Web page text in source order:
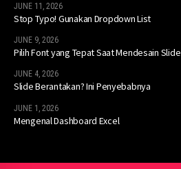
JUNE 11, 2026
Stop Typo! Gunakan Dropdown List
JUNE 9, 2026
Pilih Font yang Tepat Saat Mendesain Slide
JUNE 4, 2026
Slide Berantakan? Ini Penyebabnya
JUNE 1, 2026
Mengenal Dashboard Excel